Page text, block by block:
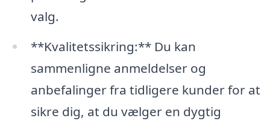
valg.
**Kvalitetssikring:** Du kan
sammenligne anmeldelser og
anbefalinger fra tidligere kunder for at
sikre dig, at du vælger en dygtig